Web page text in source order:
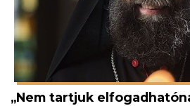
„Nem tartjuk